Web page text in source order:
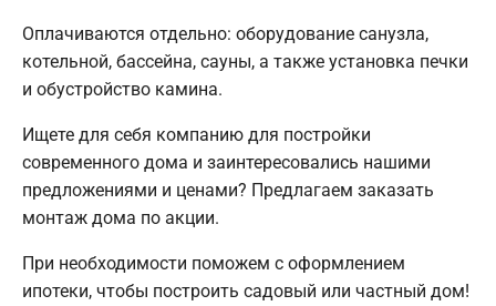
Оплачиваются отдельно: оборудование санузла,
котельной, бассейна, сауны, а также установка печки
и обустройство камина.
Ищете для себя компанию для постройки
современного дома и заинтересовались нашими
предложениями и ценами? Предлагаем заказать
монтаж дома по акции.
При необходимости поможем с оформлением
ипотеки, чтобы построить садовый или частный дом!